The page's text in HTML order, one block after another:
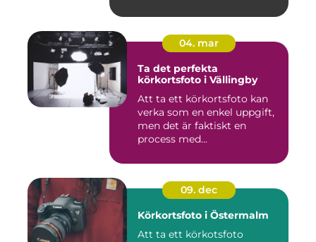
04. mar
Ta det perfekta
körkortsfoto i Vällingby
Att ta ett körkortsfoto kan
verka som en enkel uppgift,
men det är faktiskt en
process med...
09. dec
Körkortsfoto i Östermalm
Att ta ett körkotsfoto